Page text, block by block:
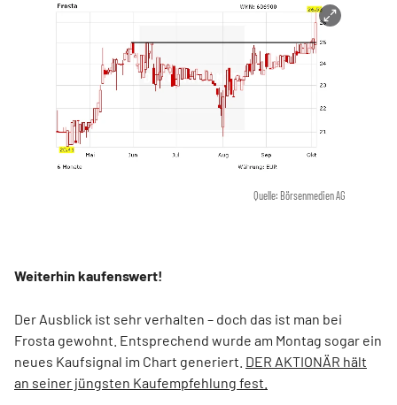
Quelle: Börsenmedien AG
Weiterhin kaufenswert!
Der Ausblick ist sehr verhalten – doch das ist man bei
Frosta gewohnt. Entsprechend wurde am Montag sogar ein
neues Kaufsignal im Chart generiert. DER AKTIONÄR hält
an seiner jüngsten Kaufempfehlung fest.